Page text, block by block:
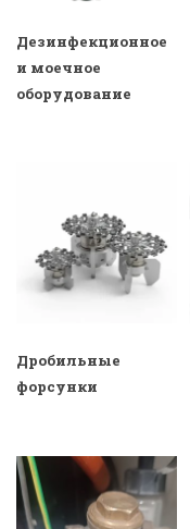
Дезинфекционное
и моечное
оборудование
Дробильные
форсунки